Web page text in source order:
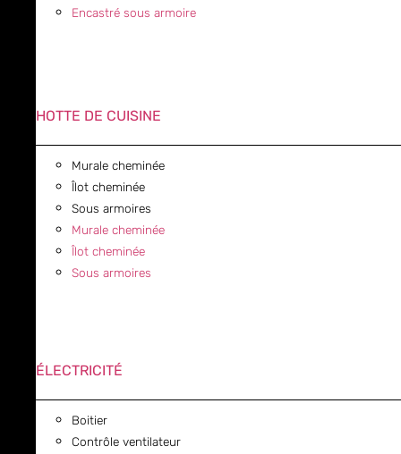
Encastré sous armoire
HOTTE DE CUISINE
Murale cheminée
Îlot cheminée
Sous armoires
Murale cheminée
Îlot cheminée
Sous armoires
ÉLECTRICITÉ
Boitier
Contrôle ventilateur